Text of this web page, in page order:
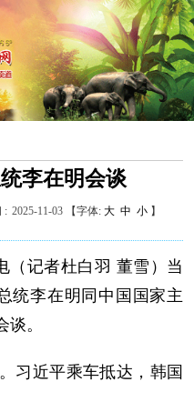
李在明会谈
: 2025-11-03【字体: 大 中 小 】
记者杜白羽 董雪）当
统李在明同中国国家主
。
近平乘车抵达，韩国